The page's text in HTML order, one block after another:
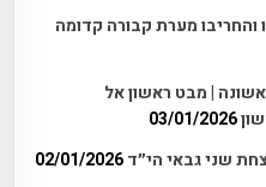
מערת קבורה קדומה
| מבט ראשון אל
03/01/2026
שני גבאי הי״ד 02/01/2026